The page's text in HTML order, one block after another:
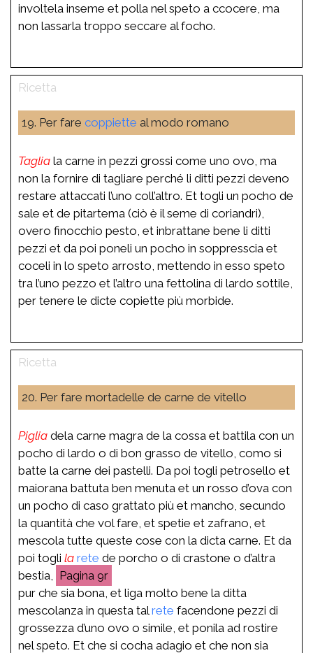
involtela inseme et polla nel speto a ccocere, ma
non lassarla troppo seccare al focho.
19. Per fare coppiette al modo romano
Taglia la carne in pezzi grossi come uno ovo, ma
non la fornire di tagliare perché li ditti pezzi deveno
restare attaccati l’uno coll’altro. Et togli un pocho de
sale et de pitartema (ciò è il seme di coriandri),
overo finocchio pesto, et inbrattane bene li ditti
pezzi et da poi poneli un pocho in soppresscia et
coceli in lo speto arrosto, mettendo in esso speto
tra l’uno pezzo et l’altro una fettolina di lardo sottile,
per tenere le dicte copiette più morbide.
20. Per fare mortadelle de carne de vitello
Piglia dela carne magra de la cossa et battila con un
pocho di lardo o di bon grasso de vitello, como si
batte la carne dei pastelli. Da poi togli petrosello et
maiorana battuta ben menuta et un rosso d’ova con
un pocho di caso grattato più et mancho, secundo
la quantità che vol fare, et spetie et zafrano, et
mescola tutte queste cose con la dicta carne. Et da
poi togli la rete de porcho o di crastone o d’altra
bestia,
9r
pur che sia bona, et liga molto bene la ditta
mescolanza in questa talrete facendone pezzi di
grossezza d’uno ovo o simile, et ponila ad rostire
nel speto. Et che si cocha adagio et che non sia